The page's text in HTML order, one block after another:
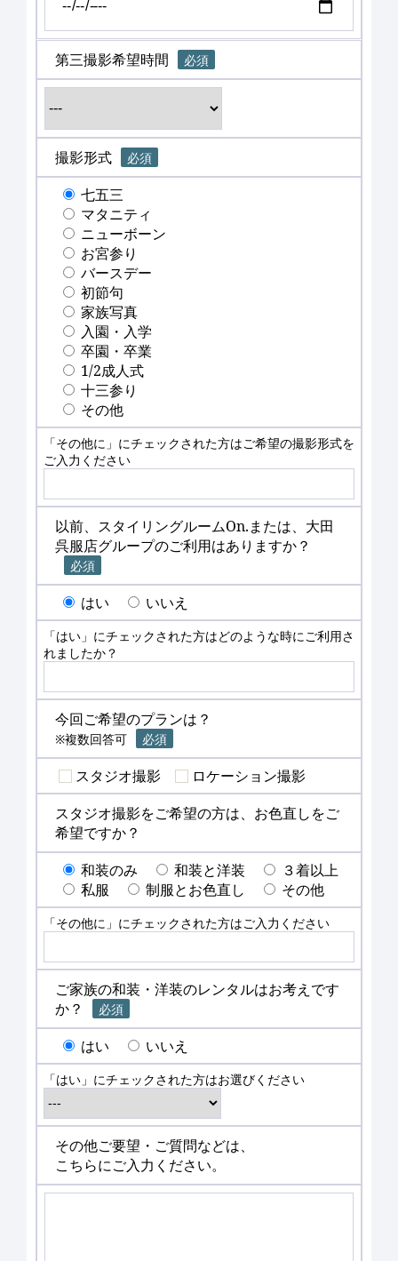
第三撮影希望時間 必須
撮影形式 必須
七五三
マタニティ
ニューボーン
お宮参り
バースデー
初節句
家族写真
入園・入学
卒園・卒業
1/2成人式
十三参り
その他
「その他に」にチェックされた方はご希望の撮影形式を
ご入力ください
以前、スタイリングルームOn.または、大田
呉服店グループのご利用はありますか？
必須
はい いいえ
「はい」にチェックされた方はどのような時にご利用さ
れましたか？
今回ご希望のプランは？
※複数回答可 必須
スタジオ撮影
ロケーション撮影
スタジオ撮影をご希望の方は、お色直しをご
希望ですか？
和装のみ
和装と洋装
３着以上
私服
制服とお色直し その他
「その他に」にチェックされた方はご入力ください
ご家族の和装・洋装のレンタルはお考えです
か？
必須
はい いいえ
「はい」にチェックされた方はお選びください
その他ご要望・ご質問などは、
こちらにご入力ください。